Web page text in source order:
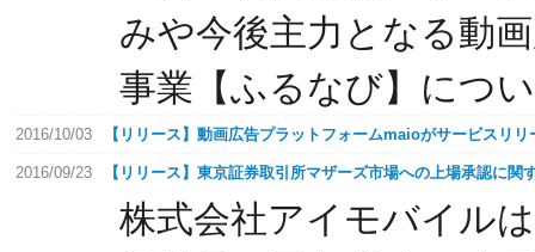
みや今後主力となる動
事業【ふるなび】につ
2016/10/03 【リリース】動画広告プラットフォームmaioがサービスリ
2016/09/23 【リリース】東京証券取引所マザーズ市場への上場承認に関
株式会社アイモバイル